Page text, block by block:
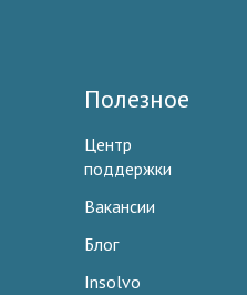
Полезное
Центр
поддержки
Вакансии
Блог
Insolvo